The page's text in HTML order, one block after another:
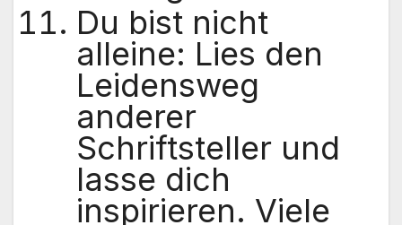
Du bist nicht
alleine: Lies den
Leidensweg
anderer
Schriftsteller und
lasse dich
inspirieren. Viele